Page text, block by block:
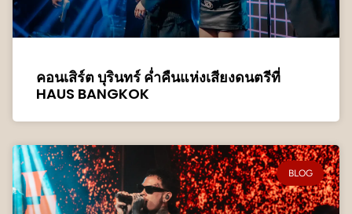
คอนเสิร์ต บุรินทร์ ค่ำคืนแห่งเสียงดนตรีที่
HAUS BANGKOK
BLOG